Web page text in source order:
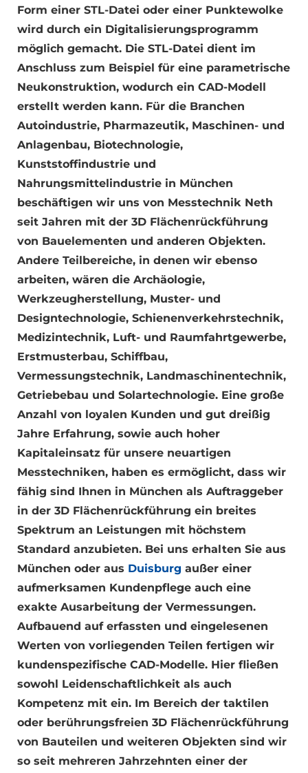
Form einer STL-Datei oder einer Punktewolke
wird durch ein Digitalisierungsprogramm
möglich gemacht. Die STL-Datei dient im
Anschluss zum Beispiel für eine parametrische
Neukonstruktion, wodurch ein CAD-Modell
erstellt werden kann. Für die Branchen
Autoindustrie, Pharmazeutik, Maschinen- und
Anlagenbau, Biotechnologie,
Kunststoffindustrie und
Nahrungsmittelindustrie in München
beschäftigen wir uns von Messtechnik Neth
seit Jahren mit der 3D Flächenrückführung
von Bauelementen und anderen Objekten.
Andere Teilbereiche, in denen wir ebenso
arbeiten, wären die Archäologie,
Werkzeugherstellung, Muster- und
Designtechnologie, Schienenverkehrstechnik,
Medizintechnik, Luft- und Raumfahrtgewerbe,
Erstmusterbau, Schiffbau,
Vermessungstechnik, Landmaschinentechnik,
Getriebebau und Solartechnologie. Eine große
Anzahl von loyalen Kunden und gut dreißig
Jahre Erfahrung, sowie auch hoher
Kapitaleinsatz für unsere neuartigen
Messtechniken, haben es ermöglicht, dass wir
fähig sind Ihnen in München als Auftraggeber
in der 3D Flächenrückführung ein breites
Spektrum an Leistungen mit höchstem
Standard anzubieten. Bei uns erhalten Sie aus
München oder aus Duisburg außer einer
aufmerksamen Kundenpflege auch eine
exakte Ausarbeitung der Vermessungen.
Aufbauend auf erfassten und eingelesenen
Werten von vorliegenden Teilen fertigen wir
kundenspezifische CAD-Modelle. Hier fließen
sowohl Leidenschaftlichkeit als auch
Kompetenz mit ein. Im Bereich der taktilen
oder berührungsfreien 3D Flächenrückführung
von Bauteilen und weiteren Objekten sind wir
so seit mehreren Jahrzehnten einer der